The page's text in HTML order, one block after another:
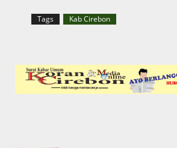
Tags Kab Cirebon